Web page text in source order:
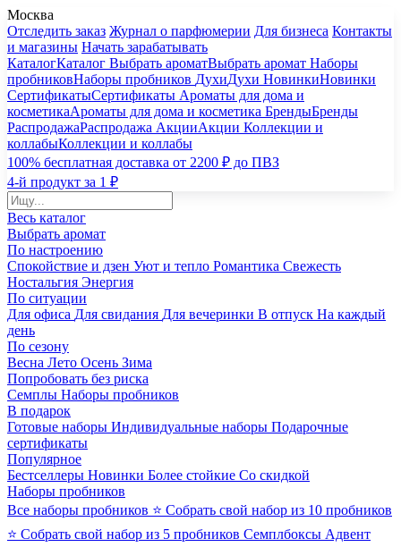
Москва
Отследить заказ Журнал о парфюмерии Для бизнеса Контакты
и магазины Начать зарабатывать
КаталогКаталог Выбрать ароматВыбрать аромат Наборы
пробниковНаборы пробников ДухиДухи НовинкиНовинки
СертификатыСертификаты Ароматы для дома и
косметикаАроматы для дома и косметика БрендыБренды
РаспродажаРаспродажа АкцииАкции Коллекции и
коллабыКоллекции и коллабы
100% бесплатная доставка от 2200 ₽ до ПВЗ
4-й продукт за 1 ₽
Весь каталог
Выбрать аромат
По настроению
Спокойствие и дзен Уют и тепло Романтика Свежесть
Ностальгия Энергия
По ситуации
Для офиса Для свидания Для вечеринки В отпуск На каждый
день
По сезону
Весна Лето Осень Зима
Попробовать без риска
Семплы Наборы пробников
В подарок
Готовые наборы Индивидуальные наборы Подарочные
сертификаты
Популярное
Бестселлеры Новинки Более стойкие Со скидкой
Наборы пробников
Все наборы пробников ⭐ Собрать свой набор из 10 пробников
⭐ Собрать свой набор из 5 пробников Семплбоксы Адвент